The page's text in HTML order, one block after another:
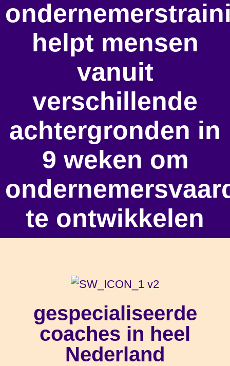
helpt mensen
vanuit
verschillende
achtergronden in
9 weken om
te ontwikkelen
gespecialiseerde
coaches in heel
Nederland